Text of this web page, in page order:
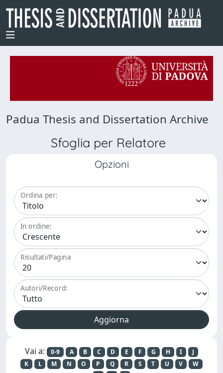
Padua Thesis and Dissertation Archive
Sfoglia per Relatore
Opzioni
Ordina per:
In ordine:
Risultati/Pagina
Autori/Record:
Vai a: 0-9 A B C D E F G H I
J
K
L M N O P Q R S T U V
W